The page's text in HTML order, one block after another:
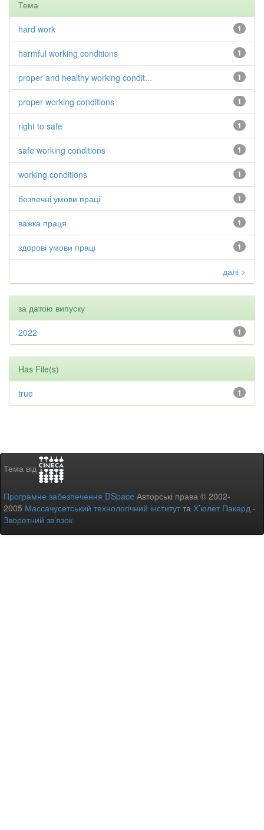
Тема
1
hard work
1
harmful working conditions
1
proper and healthy working condit...
1
proper working conditions
1
right to safe
1
safe working conditions
1
working conditions
1
безпечні умови праці
1
важка праця
1
здорові умови праці
далі >
за датою випуску
1
2022
Has File(s)
1
true
Тема від
Програмне забезпечення DSpace Авторські права © 2002-
2005 Массачусетський технологічний інститутта Х’юлет Пакард -
Зворотний зв’язок